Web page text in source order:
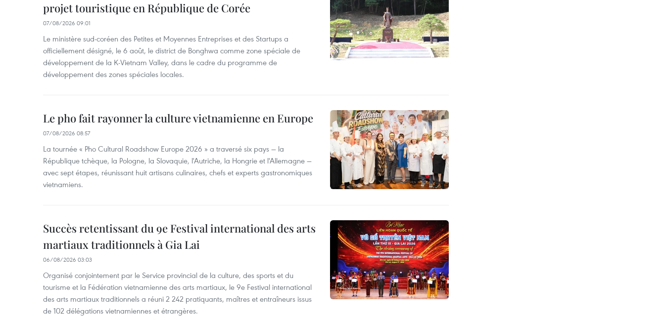
projet touristique en République de Corée
07/08/2026 09:01
Le ministère sud-coréen des Petites et Moyennes Entreprises et des Startups a
officiellement désigné, le 6 août, le district de Bonghwa comme zone spéciale de
développement de la K-Vietnam Valley, dans le cadre du programme de
développement des zones spéciales locales.
Le pho fait rayonner la culture vietnamienne en Europe
07/08/2026 08:57
La tournée « Pho Cultural Roadshow Europe 2026 » a traversé six pays — la
République tchèque, la Pologne, la Slovaquie, l'Autriche, la Hongrie et l'Allemagne —
avec sept étapes, réunissant huit artisans culinaires, chefs et experts gastronomiques
vietnamiens.
Succès retentissant du 9e Festival international des arts
martiaux traditionnels à Gia Lai
06/08/2026 03:03
Organisé conjointement par le Service provincial de la culture, des sports et du
tourisme et la Fédération vietnamienne des arts martiaux, le 9e Festival international
des arts martiaux traditionnels a réuni 2 242 pratiquants, maîtres et entraîneurs issus
de 102 délégations vietnamiennes et étrangères.